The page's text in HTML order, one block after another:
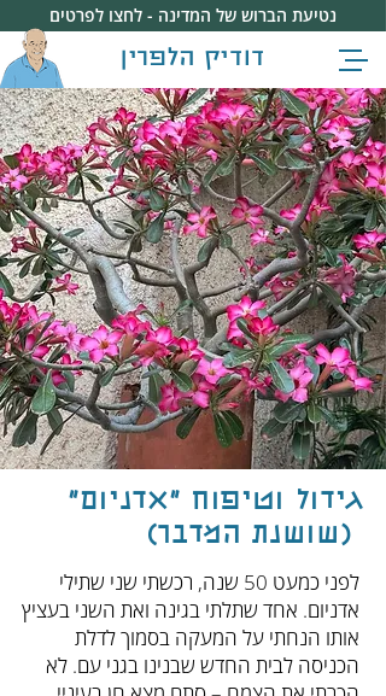
דודיק הלפרין
נטיעת הברוש של המדינה - לחצו לפרטים
גידול וטיפוח "אדניום"
(שושנת המדבר)
לפני כמעט 50 שנה, רכשתי שני שתילי
אדניום. אחד שתלתי בגינה ואת השני בעציץ
אותו הנחתי על המעקה בסמוך לדלת
הכניסה לבית החדש שבנינו בגני עם.​ לא